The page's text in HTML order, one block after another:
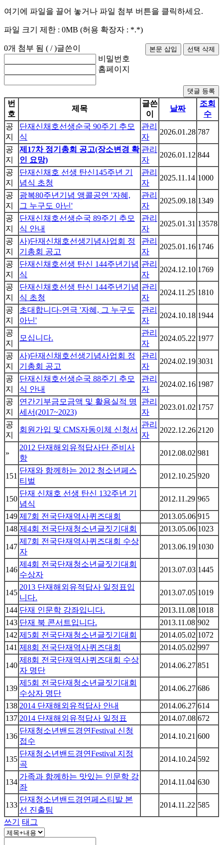
여기에 파일을 끌어 놓거나 파일 첨부 버튼을 클릭하세요.
파일 크기 제한 : 0MB (허용 확장자 : *.*)
0개 첨부 됨 ( /)글쓴이
비밀번호
홈페이지
댓글 등록
번
호
제목
글쓴
이
날짜
조회
수
공
지
단재신채호선생순국 90주기 추모
식
관리
자
2026.01.28 787
공
지
제17차 정기총회 공고(장소변경 확
인 요망)
관리
자
2026.01.12 844
공
지
단재신채호 선생 탄신145주년 기
념식 초청
관리
자
2025.11.14 1000
공
지
광복80주년기념 앵콜공연 '자혜,
그 누구도 아닌'
관리
자
2025.09.18 1349
공
지
단재신채호선생순국 89주기 추모
식 안내
관리
자
2025.01.31 13578
공
지
사)단재신채호선생기념사업회 정
기총회 공고
관리
자
2025.01.16 1746
공
지
단재신채호선생 탄신 144주년기념
식
관리
자
2024.12.10 1769
공
지
단재신채호선생 탄신 144주년기념
식 초청
관리
자
2024.11.25 1810
공
지
초대합니다-연극 '자혜, 그 누구도
아닌'
관리
자
2024.10.18 1944
공
지
모십니다.
관리
자
2024.05.22 1977
공
지
사)단재신채호선생기념사업회 정
기총회 공고
관리
자
2024.02.19 3031
공
지
단재신채호선생순국 88주기 추모
식 안내
관리
자
2024.02.16 1987
공
지
연간기부금모금액 및 활용실적 명
세서(2017~2023)
관리
자
2023.01.02 1757
공
지
회원가입 및 CMS자동이체 신청서
관리
자
2022.12.26 2120
»
2012 단재해외유적답사단 준비사
항
2012.08.02 981
151
단재와 함께하는 2012 청소년페스
티벌
2012.10.25 920
150
단재 신채호 선생 탄신 132주년 기
념식
2012.11.29 965
149 제7회 전국단재역사퀴즈대회 2013.05.06 915
148 제4회 전국단재청소년글짓기대회 2013.05.06 1023
147
제7회 전국단재역사퀴즈대회 수상
자
2013.06.19 1030
146
제4회 전국단재청소년글짓기대회
수상자
2013.07.03 1445
145
2013 단재해외유적답사 일정표입
니다.
2013.07.05 1019
144 단재 인문학 강좌입니다. 2013.11.08 1018
143 단재 북 콘서트입니다. 2013.11.08 902
142 제5회 전국단재청소년글짓기대회 2014.05.02 1072
141 제8회 전국단재역사퀴즈대회 2014.05.02 997
140
제8회 전국단재역사퀴즈대회 수상
자 명단
2014.06.27 851
139
제5회 전국단재청소년글짓기대회
수상자 명단
2014.06.27 686
138 2014 단재해외유적답사 안내 2014.06.27 614
137 2014 단재해외유적답사 일정표 2014.07.08 672
136
단재청소년밴드경연Festival 신청
접수
2014.10.21 600
135
단재청소년밴드경연Festival 지정
곡
2014.10.24 592
134
가족과 함께하는 맛있는 인문학 강
좌
2014.11.04 630
133
단재청소년밴드경연페스티발 본
선 진출팀
2014.11.22 585
쓰기
태그